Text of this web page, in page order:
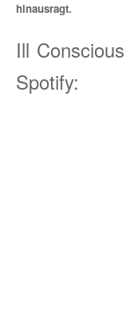
hinausragt.
Ill
Spotify: